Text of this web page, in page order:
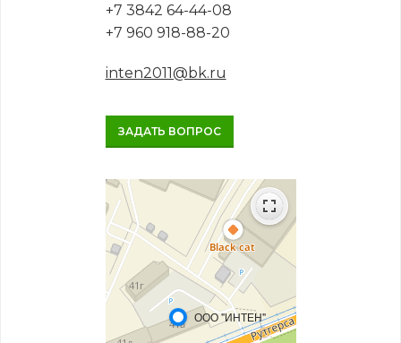
+7 3842 64-44-08
+7 960 918-88-20
inten2011@bk.ru
ЗАДАТЬ ВОПРОС